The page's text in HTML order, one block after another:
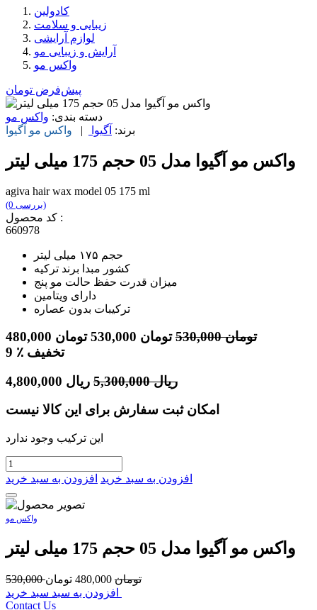
کادولین
زیبایی و سلامت
لوازم آرایشی
آرایش و زیبایی مو
واکس مو
پیش‌فرض تومان
دسته بندی: واکس مو
برند: آگیوا | واکس مو آگیوا
واکس مو آگیوا مدل 05 حجم 175 میلی لیتر
agiva hair wax model 05 175 ml
(0 بررسی)
کد محصول :
660978
حجم ۱۷۵ میلی لیتر
کشور مبدا برند ترکیه
میزان قدرت حفظ حالت مو پنج
دارای ویتامین
ترکیبات بدون عصاره
480,000 تومان 530,000تومان 530,000 تومان
9
٪ تخفیف
4,800,000 ریال 5,300,000 ریال
امکان ثبت سفارش برای این کالا نیست
این ترکیب وجود ندارد
افزودن به سبد خرید افزودن به سبد خرید
واکس مو
واکس مو آگیوا مدل 05 حجم 175 میلی لیتر
530,000 تومان 480,000 تومان
Contact Us